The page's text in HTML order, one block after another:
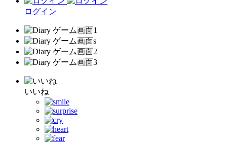
ログイン
いいね